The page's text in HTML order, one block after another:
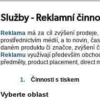
Služby - Reklamní
Reklama má za cíl zvýšení
prostřednictvím médií, a to novin,
daném produktu či značce, zvýšení
Reklamu využívají především
předměty, product placement, direct
1. Činnosti s tiskem
Vyberte oblast